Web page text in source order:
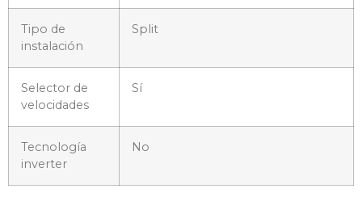
Tipo de
instalación
Split
Selector de
velocidades
Sí
Tecnología
inverter
No